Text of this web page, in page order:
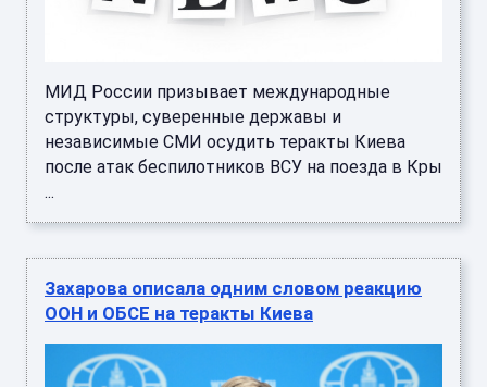
МИД России призывает международные
структуры, суверенные державы и
независимые СМИ осудить теракты Киева
после атак беспилотников ВСУ на поезда в Кры
...
Захарова описала одним словом реакцию
ООН и ОБСЕ на теракты Киева